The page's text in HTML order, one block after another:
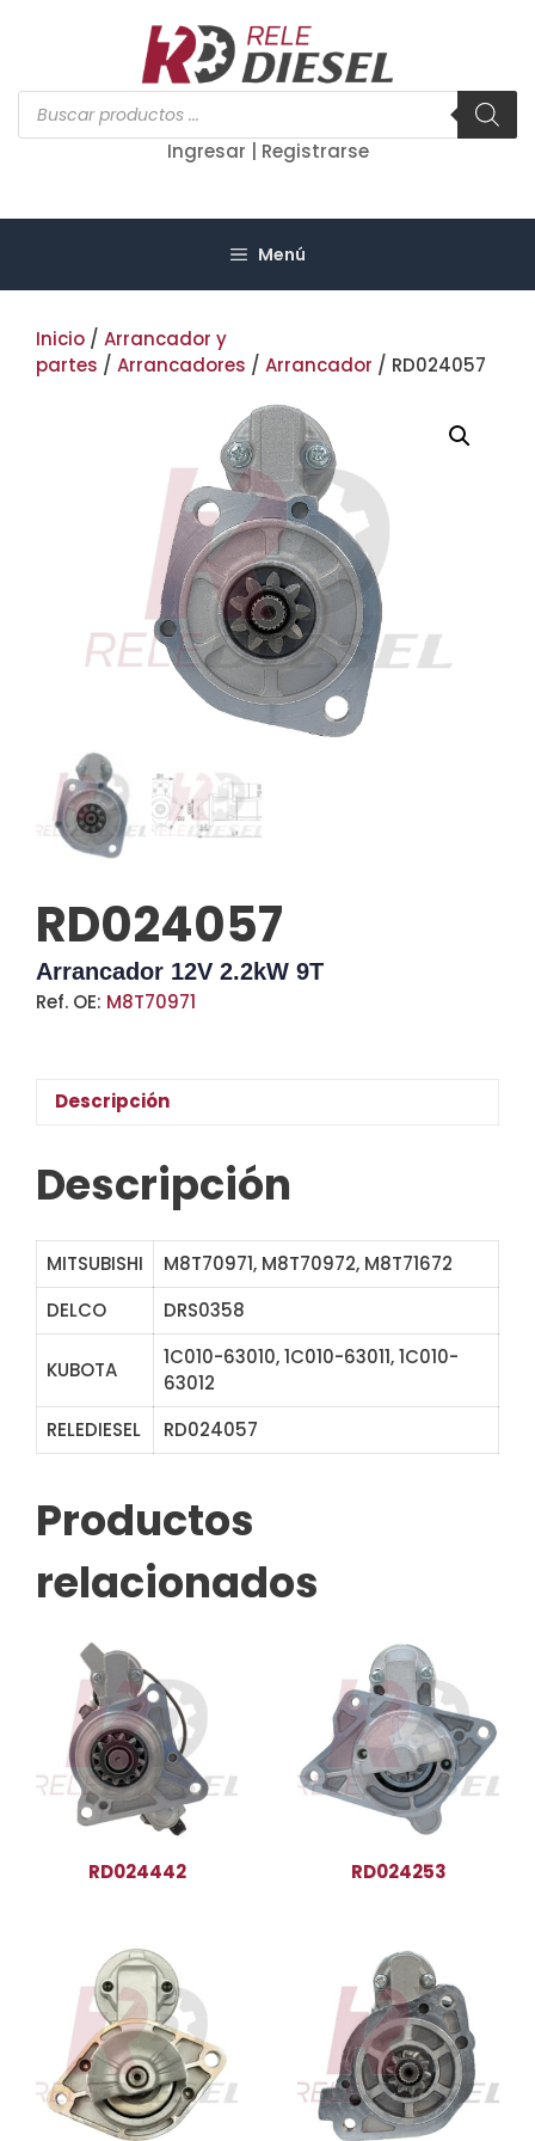
Búsqueda
de
productos
Ingresar | Registrarse
Menú
Inicio / Arrancador y
partes / Arrancadores / Arrancador / RD024057
RD024057
Arrancador 12V 2.2kW 9T
Ref. OE: M8T70971
Descripción
Descripción
MITSUBISHI
M8T70971, M8T70972, M8T71672
DELCO
DRS0358
KUBOTA
1C010-63010, 1C010-63011, 1C010-
63012
RELEDIESEL
RD024057
Productos
relacionados
RD024442 RD024253